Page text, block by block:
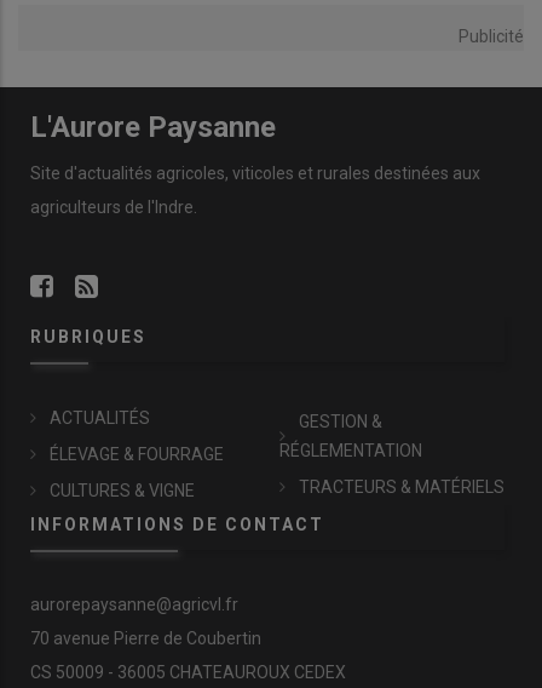
Publicité
L'Aurore Paysanne
Site d'actualités agricoles, viticoles et rurales destinées aux
agriculteurs de l'Indre.
RUBRIQUES
ACTUALITÉS
ÉLEVAGE & FOURRAGE
CULTURES & VIGNE
GESTION &
RÉGLEMENTATION
TRACTEURS & MATÉRIELS
INFORMATIONS DE CONTACT
aurorepaysanne@agricvl.fr
70 avenue Pierre de Coubertin
CS 50009 - 36005 CHATEAUROUX CEDEX